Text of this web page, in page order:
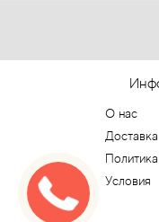
О нас
Доставка
Условия